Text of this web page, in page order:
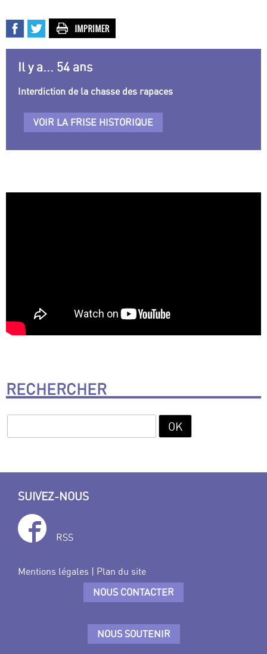
Il y a... 54 ans
Interdiction de la chasse des rapaces
VOIR LA FRISE HISTORIQUE
RECHERCHER
SUIVEZ-NOUS
RSS
Mentions légales | Plan du site
NOUS CONTACTER
NOUS SOUTENIR